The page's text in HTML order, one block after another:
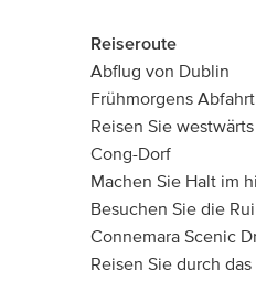
Reiseroute
Abflug von Dublin
Frühmorgens
Reisen Sie
Cong-Dorf
Machen Sie Halt im
Besuchen Sie die
Connemara Scenic
Reisen Sie durch